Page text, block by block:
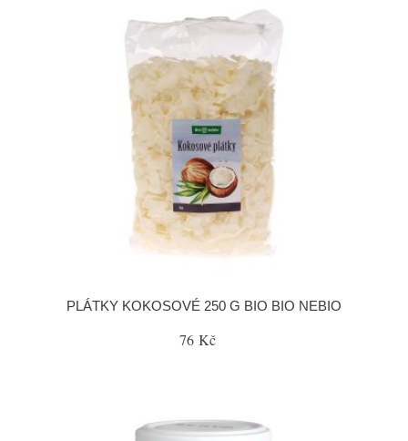
PLÁTKY KOKOSOVÉ 250 G BIO BIO NEBIO
76 Kč